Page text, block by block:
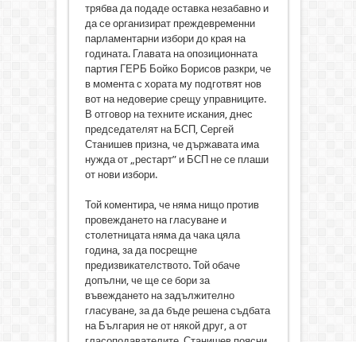
трябва да подаде оставка незабавно и
да се организират преждевременни
парламентарни избори до края на
годината. Главата на опозиционната
партия ГЕРБ Бойко Борисов разкри, че
в момента с хората му подготвят нов
вот на недоверие срещу управниците.
В отговор на техните искания, днес
председателят на БСП, Сергей
Станишев призна, че държавата има
нужда от „рестарт” и БСП не се плаши
от нови избори.
Той коментира, че няма нищо против
провеждането на гласуване и
столетницата няма да чака цяла
година, за да посрещне
предизвикателството. Той обаче
допълни, че ще се бори за
въвеждането на задължително
гласуване, за да бъде решена съдбата
на България не от някой друг, а от